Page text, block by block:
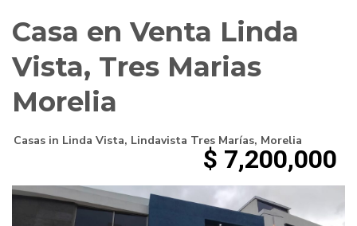
Casa en Venta Linda
Vista, Tres Marias
Morelia
Casas in Linda Vista, Lindavista Tres Marías, Morelia
$ 7,200,000